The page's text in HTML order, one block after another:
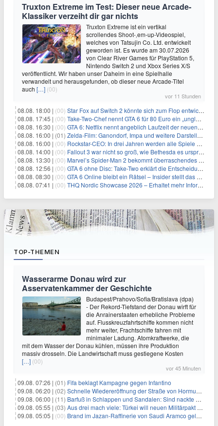
Truxton Extreme im Test: Dieser neue Arcade-
Klassiker verzeiht dir gar nichts
Truxton Extreme ist ein vertikal
scrollendes Shoot-‚em-up-Videospiel,
welches von Tatsujin Co. Ltd. entwickelt
geworden ist. Es wurde am 30.07.2026
von Clear River Games für PlayStation 5,
Nintendo Switch 2 und Xbox Series X/S
veröffentlicht. Wir haben unser Daheim in eine Spielhalle
verwandelt und herausgefunden, ob dieser neue Arcade-Titel
auch […] (00)
vor 11 Stunden
08.08. 18:00 | (00) Star Fox auf Switch 2 könnte sich zum Flop entwickeln
08.08. 17:45 | (00) Take-Two-Chef nennt GTA 6 für 80 Euro ein „unglaubliches Schnäppchen“
08.08. 16:30 | (00) GTA 6: Netflix nennt angeblich Laufzeit der neuen Gameplay-Präsentation
08.08. 16:00 | (01) Zelda-Film: Ganondorf, Impa und weitere Darsteller sollen feststehen
08.08. 16:00 | (00) Rockstar-CEO: In drei Jahren werden alle Spiele gestreamt
08.08. 14:00 | (00) Fallout 3 war nicht so groß, wie Bethesda es ursprünglich wollte
08.08. 13:30 | (00) Marvel’s Spider-Man 2 bekommt überraschendes PS5-Update mit gewünschter Komfortfunktion
08.08. 12:56 | (00) GTA 6 ohne Disc: Take-Two erklärt die Entscheidung für Download-Codes
08.08. 08:30 | (00) GTA 6 Online bleibt ein Rätsel – Insider stellt das neue Gerücht klar
08.08. 07:41 | (00) THQ Nordic Showcase 2026 – Erhaltet mehr Informationen
TOP-THEMEN
Wasserarme Donau wird zur
Asservatenkammer der Geschichte
Budapest/Prahovo/Sofia/Bratislava (dpa)
- Der Rekord-Tiefstand der Donau wirft für
die Anrainerstaaten erhebliche Probleme
auf. Flusskreuzfahrtschiffe kommen nicht
mehr weiter, Frachtschiffe fahren mit
minimaler Ladung. Atomkraftwerke, die
mit dem Wasser der Donau kühlen, müssen ihre Produktion
massiv drosseln. Die Landwirtschaft muss gestiegene Kosten
[…] (00)
vor 45 Minuten
09.08. 07:26 | (01) Fifa beklagt Kampagne gegen Infantino
09.08. 06:20 | (02) Schnelle Wiedereröffnung der Straße von Hormus ungewiss
09.08. 06:00 | (11) Barfuß in Schlappen und Sandalen: Sind nackte Füße eklig?
09.08. 05:55 | (03) Aus drei mach viele: Türkei will neuen Militärpakt erweitern
09.08. 05:05 | (00) Brand im Jazan-Raffinerie von Saudi Aramco gelöscht: Auswirkungen auf die Energiemärkte